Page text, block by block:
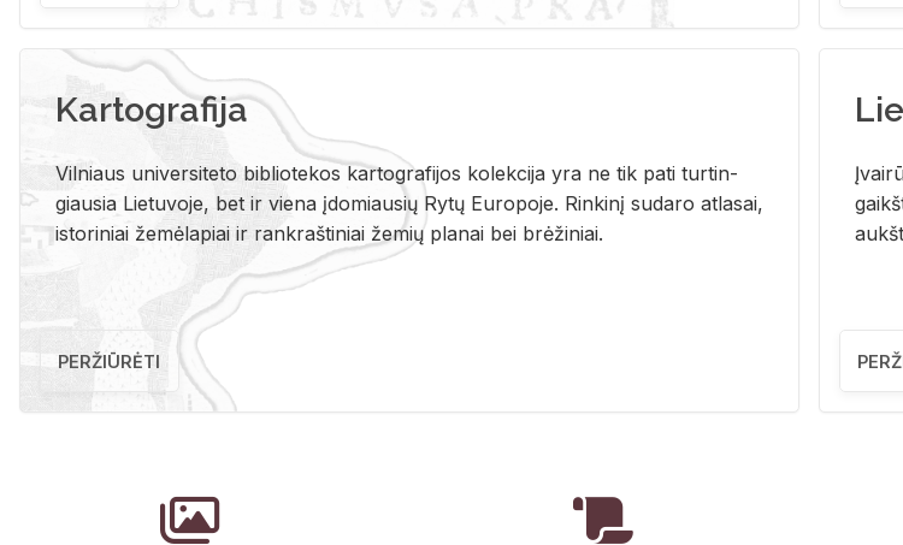
Kartografija
Vil­niaus uni­ver­si­te­to bi­b­lio­te­kos kar­to­gra­fi­jos ko­lek­ci­ja yra ne tik pati tur­tin­
giau­sia Lie­tu­vo­je, bet ir vie­na įdo­miau­sių Rytų Eu­ro­po­je. Rin­ki­nį su­da­ro at­la­sai,
is­to­ri­niai že­mė­la­piai ir rank­raš­ti­niai že­mių pla­nai bei brė­ži­niai.
PERŽIŪRĖTI